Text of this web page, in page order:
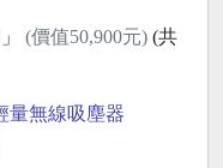
」 (價值50,900元)(共
量無線吸塵器